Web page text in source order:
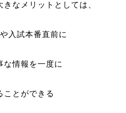
なメリットとしては、
試本番直前に
な情報を一度に
ことができる